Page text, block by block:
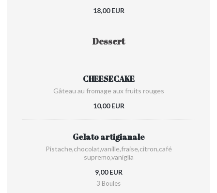
18,00 EUR
Dessert
CHEESECAKE
Gâteau au fromage aux fruits rouges
10,00 EUR
Gelato artigianale
Pistache,chocolat,vanille,fraise,citron,café
supremo,vaniglia
9,00 EUR
3 Boules